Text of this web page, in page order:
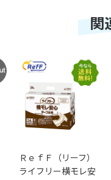
関
ＲｅｆＦ（リーフ）
ライフリー横モレ安